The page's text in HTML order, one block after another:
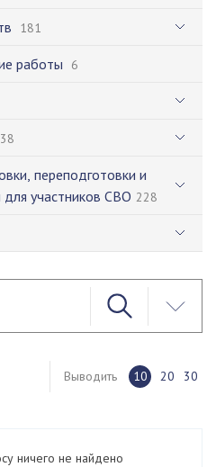
181
работы 6
38
переподготовки и
участников СВО 228
Выводить 10 20 30
ничего не найдено